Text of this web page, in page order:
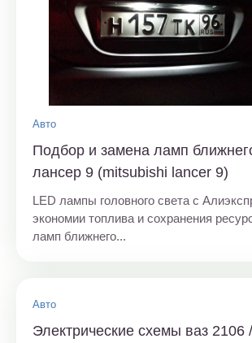
Авто
Подбор и замена ламп
лансер 9 (mitsubishi lancer 9)
LED лампы головного света с
экономии топлива и сохранения
ламп ближнего...
Авто
Электрические схемы ваз 2106